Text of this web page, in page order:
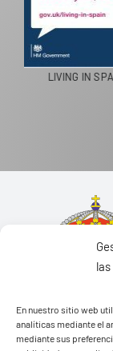
En nuestro sitio web
analíticas mediante el
mediante sus